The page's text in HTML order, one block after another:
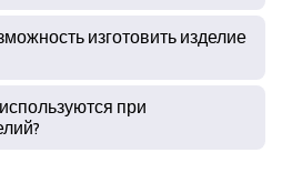
изготовить изделие
при